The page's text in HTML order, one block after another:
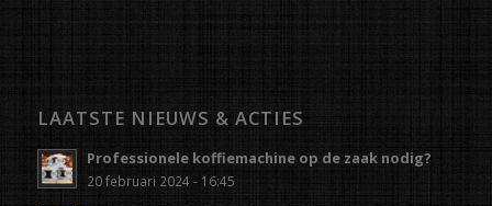
LAATSTE NIEUWS & ACTIES
Professionele koffiemachine op de zaak nodig?
20 februari 2024 - 16:45